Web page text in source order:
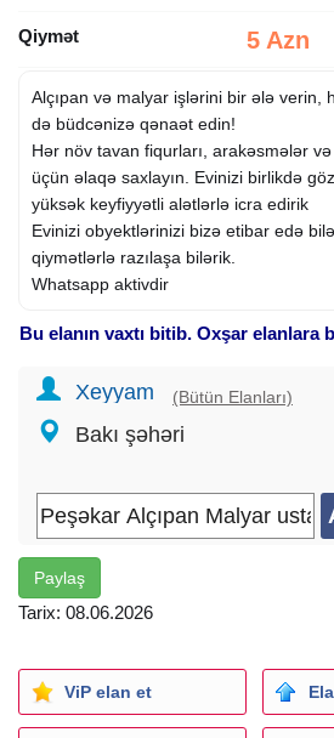
Qiymət 5 Azn
Alçıpan və malyar işlərini bir ələ verin,
də büdcənizə qənaət edin!
Hər növ tavan fiqurları, arakəsmələr
üçün əlaqə saxlayın. Evinizi birlikdə
yüksək keyfiyyətli alətlərlə icra edirik
Evinizi obyektlərinizi bizə etibar edə
qiymətlərlə razılaşa bilərik.
Whatsapp aktivdir
Bu elanın vaxtı bitib. Oxşar elanlara
Xeyyam (Bütün Elanları)
Bakı şəhəri
Paylaş
Tarix: 08.06.2026
ViP elan et